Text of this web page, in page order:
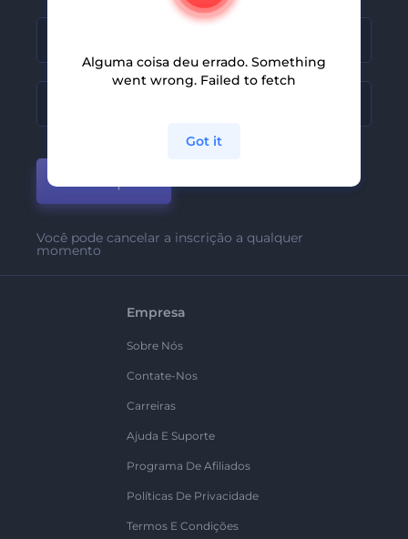
Você pode cancelar a inscrição a qualquer
momento
Empresa
Sobre Nós
Contate-Nos
Carreiras
Ajuda E Suporte
Programa De Afiliados
Políticas De Privacidade
Termos E Condições
Alguma coisa deu errado. Something
went wrong. Failed to fetch
Got it